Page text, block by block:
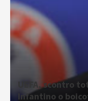
UEFA, scontro
Infantino o